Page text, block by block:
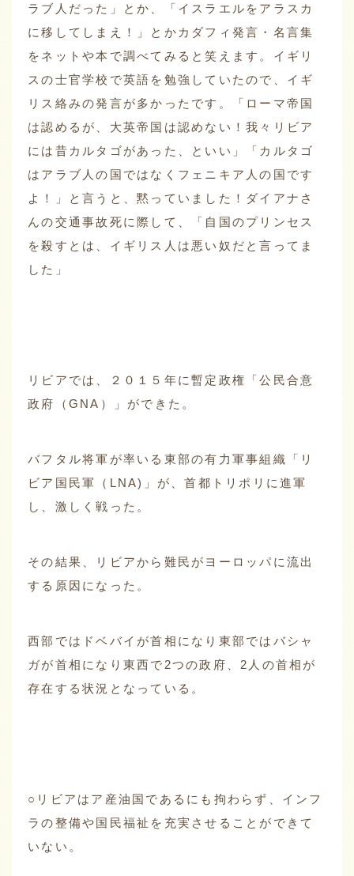
ラブ人だった」とか、「イスラエルをアラスカ
に移してしまえ！」とかカダフィ発言・名言集
をネットや本で調べてみると笑えます。イギリ
スの士官学校で英語を勉強していたので、イギ
リス絡みの発言が多かったです。「ローマ帝国
は認めるが、大英帝国は認めない！我々リビア
には昔カルタゴがあった、といい」「カルタゴ
はアラブ人の国ではなくフェニキア人の国です
よ！」と言うと、黙っていました！ダイアナさ
んの交通事故死に際して、「自国のプリンセス
を殺すとは、イギリス人は悪い奴だと言ってま
した」
リビアでは、２０１５年に暫定政権「公民合意
政府（GNA）」ができた。
バフタル将軍が率いる東部の有力軍事組織「リ
ビア国民軍（LNA)」が、首都トリポリに進軍
し、激しく戦った。
その結果、リビアから難民がヨーロッパに流出
する原因になった。
西部ではドベバイが首相になり東部ではバシャ
ガが首相になり東西で2つの政府、2人の首相が
存在する状況となっている。
○リビアはア産油国であるにも拘わらず、インフ
ラの整備や国民福祉を充実させることができて
いない。